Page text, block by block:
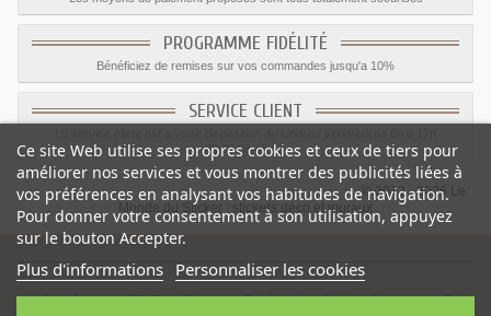
PROGRAMME FIDÉLITÉ
Bénéficiez de remises sur vos commandes jusqu'a 10%
SERVICE CLIENT
09.82.28.47.69.
© 2012 - 2026 Le
Monde du Sticker :
stickers déco et muraux
sticker drapeau Flottant France-Catégorie:Sticker Drapeaux-Prix
Ce site Web utilise ses propres cookies et ceux de tiers pour
améliorer nos services et vous montrer des publicités liées à
vos préférences en analysant vos habitudes de navigation.
Pour donner votre consentement à son utilisation, appuyez
sur le bouton Accepter.
Plus d'informations Personnaliser les cookies